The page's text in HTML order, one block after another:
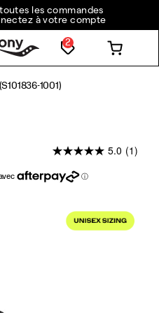
les commandes
à votre compte
2
(S101836-1001)
grid-
5.0 (1)